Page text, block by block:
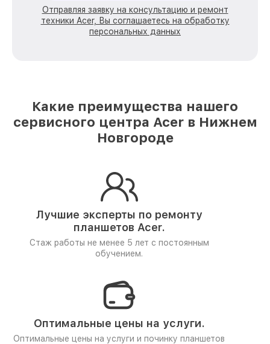
Отправляя заявку на консультацию и ремонт
техники Acer, Вы соглашаетесь на обработку
персональных данных
Какие преимущества нашего
сервисного центра Acer в Нижнем
Новгороде
Лучшие эксперты по ремонту
планшетов Acer.
Стаж работы не менее 5 лет с постоянным
обучением.
Оптимальные цены на услуги.
Оптимальные цены на услуги и починку планшетов